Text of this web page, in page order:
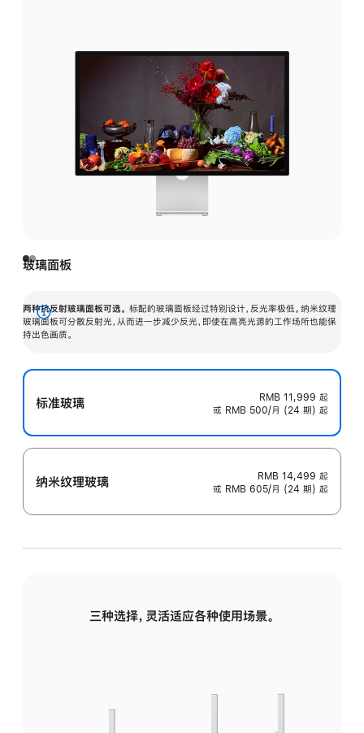
玻璃面板
两种抗反射玻璃面板可选。 标配的玻璃面板经过特别设计，反光率极低。纳米纹理
玻璃面板可分散反射光，从而进一步减少反光，即使在高亮光源的工作场所也能保
持出色画质。
展
开
标准玻璃 RMB 11,999 起
或 RMB 500/月 (24 期) 起
纳米纹理玻璃 RMB 14,499 起
或 RMB 605/月 (24 期) 起
三种选择，灵活适应各种使用场景。